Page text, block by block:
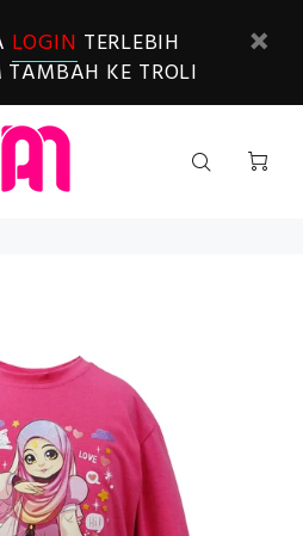
LOGIN TERLEBIH
KE TROLI